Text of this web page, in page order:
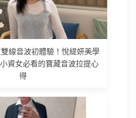
雙線音波初體驗！悅緹妍美學
資女必看的寶藏音波拉提心
得